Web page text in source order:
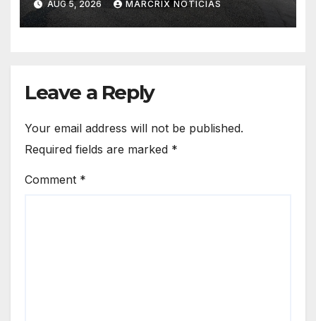
Carmen
AUG 5, 2026 MARCRIX NOTICIAS
Leave a Reply
Your email address will not be published.
Required fields are marked *
Comment *